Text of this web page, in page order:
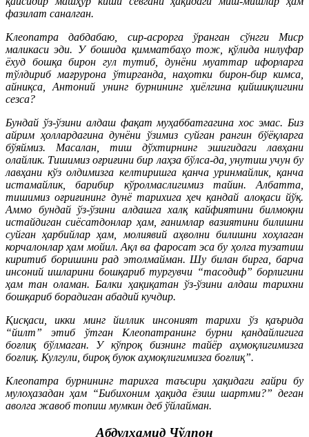
фазилат саналган.
Клеопатра дабдабаю, сир-асрорга ўранган сўнгги Миср
маликаси эди. У бошида қимматбаҳо тож, қўлида нилуфар
ёхуд бошқа бирон гул тутиб, дунёни муаттар ифорларга
тўлдириб мағрурона ўтирганда, наҳотки бирон-бир кимса,
айниқса, Антоний унинг бурнининг ҳиёлгина қийшиқлигини
сезса?
Бундай ўз-ўзини алдаш фақат муҳаббатгагина хос эмас. Биз
айрим ҳоллардагина дунёни ўзимиз суйган рангин бўёқларга
бўяймиз. Масалан, тиш дўхтирнинг эшигидаги лавҳани
олайлик. Тишимиз оғриғини бир лаҳза бўлса-да, унутиш учун бу
лавҳани кўз олдимизга келтиришга қанча уринмайлик, қанча
истамайлик, барибир кўролмаслигимиз тайин. Албатта,
тишимиз оғриғининг дунё тарихига ҳеч қандай алоқаси йўқ.
Аммо бундай ўз-ўзини алдашга халқ кайфиятини билмоқни
истайдиган сиёсатдонлар ҳам, ғанимлар вазиятини билишни
суйган ҳарбийлар ҳам, молиявий аҳволни билишни хоҳлаган
корчалонлар ҳам мойил. Ақл ва фаросат эса бу ҳолга тузатиш
киритиб боришини рад этолмайман. Шу билан бирга, барча
инсоний ишларини бошқариб тургувчи “тасодиф” борлигини
ҳам тан оламан. Балки ҳақиқатан ўз-ўзини алдаш тарихни
бошқариб борадиган абадий кучдир.
Қисқаси, икки минг йиллик инсоният тарихи ўз қаърида
“йилт” этиб ўтган Клеопатранинг бурни қандайлигига
боғлиқ бўлмаган. У кўпроқ бизнинг тайёр аҳмоқлигимизга
боғлиқ. Кулгули, бироқ буюк аҳмоқлигимизга боғлиқ”.
Клеопатра бурнининг тарихга таъсири ҳақидаги ғайри бу
мулоҳазадан ҳам “Бибихоним ҳақида ёзиш шартми?” деган
аволга жавоб топиш мумкин деб ўйлайман.
Абдулҳамид Чўлпон